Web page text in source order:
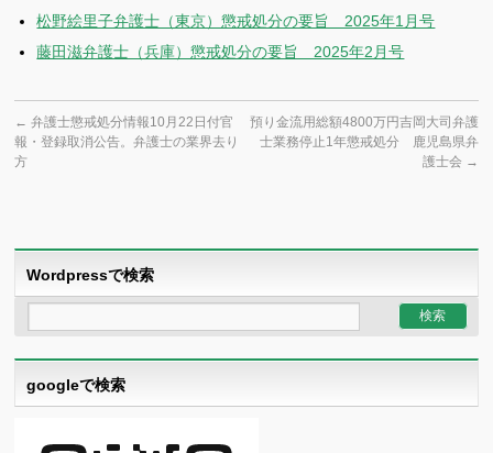
松野絵里子弁護士（東京）懲戒処分の要旨 2025年1月号
藤田滋弁護士（兵庫）懲戒処分の要旨 2025年2月号
← 弁護士懲戒処分情報10月22日付官
報・登録取消公告。弁護士の業界去り
方
預り金流用総額4800万円吉岡大司弁護
士業務停止1年懲戒処分 鹿児島県弁
護士会 →
Wordpressで検索
googleで検索